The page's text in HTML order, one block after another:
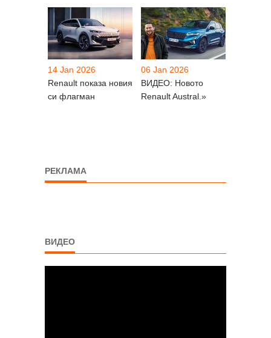
14 Jan 2026
Renault показа новия
си флагман
06 Jan 2026
ВИДЕО: Новото
Renault Austral.»
РЕКЛАМА
ВИДЕО